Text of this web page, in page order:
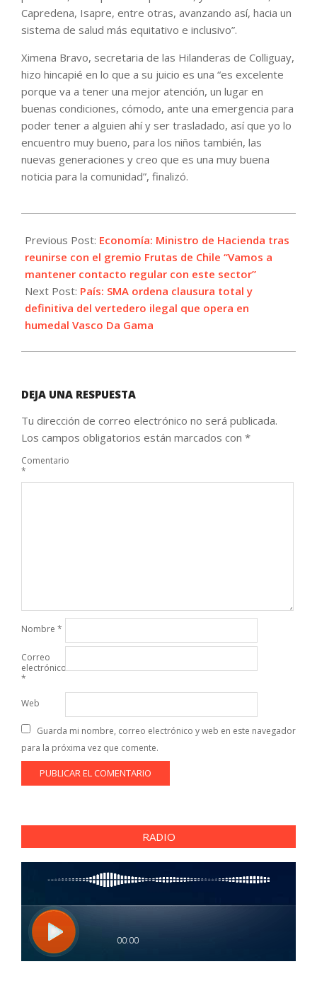
Capredena, Isapre, entre otras, avanzando así, hacia un
sistema de salud más equitativo e inclusivo”.
Ximena Bravo, secretaria de las Hilanderas de Colliguay,
hizo hincapié en lo que a su juicio es una “es excelente
porque va a tener una mejor atención, un lugar en
buenas condiciones, cómodo, ante una emergencia para
poder tener a alguien ahí y ser trasladado, así que yo lo
encuentro muy bueno, para los niños también, las
nuevas generaciones y creo que es una muy buena
noticia para la comunidad”, finalizó.
04-
15
Previous Post: Economía: Ministro de Hacienda tras
reunirse con el gremio Frutas de Chile “Vamos a
mantener contacto regular con este sector”
Next Post: País: SMA ordena clausura total y
definitiva del vertedero ilegal que opera en
humedal Vasco Da Gama
DEJA UNA RESPUESTA
Tu dirección de correo electrónico no será publicada.
Los campos obligatorios están marcados con *
Comentario
*
Nombre *
Correo
electrónico
*
Web
Guarda mi nombre, correo electrónico y web en este navegador
para la próxima vez que comente.
RADIO